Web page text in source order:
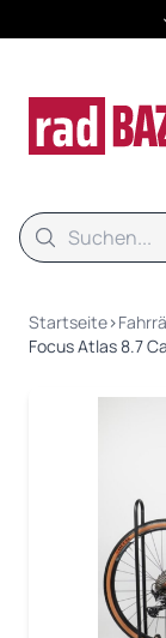
Suche
Startseite›
Focus Atlas 8.7